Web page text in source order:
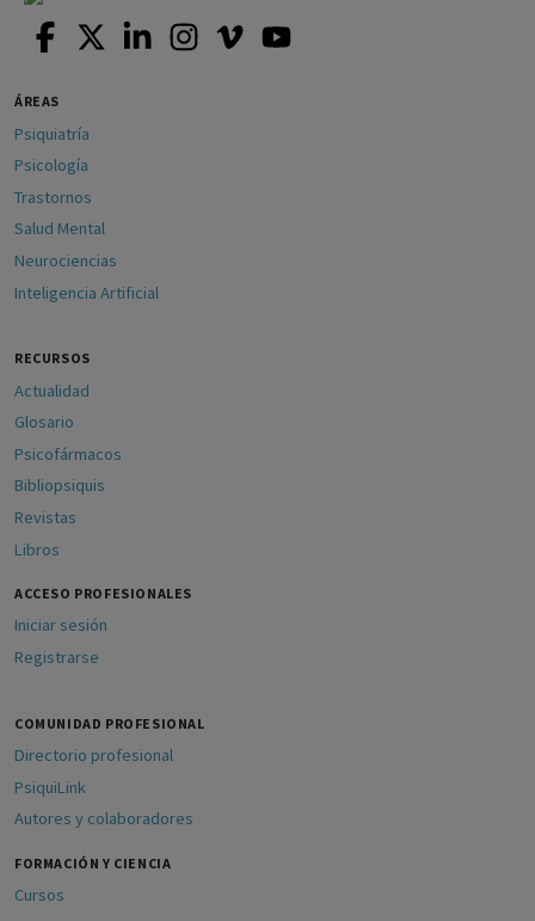
ÁREAS
Psiquiatría
Psicología
Trastornos
Salud Mental
Neurociencias
Inteligencia Artificial
RECURSOS
Actualidad
Glosario
Psicofármacos
Bibliopsiquis
Revistas
Libros
ACCESO PROFESIONALES
Iniciar sesión
Registrarse
COMUNIDAD PROFESIONAL
Directorio profesional
PsiquiLink
Autores y colaboradores
FORMACIÓN Y CIENCIA
Cursos